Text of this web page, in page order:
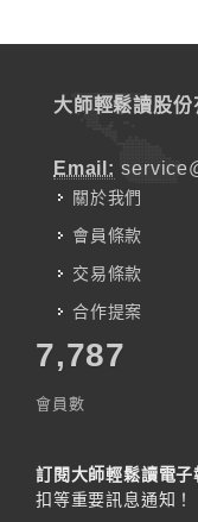
大師輕鬆讀股份
Email:
關於我們
會員條款
交易條款
合作提案
7,787
會員數
訂閱大師輕鬆讀電子
扣等重要訊息通知！